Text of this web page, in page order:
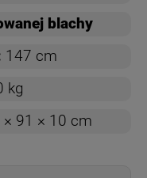
blachy
147 cm
kg
× 91 × 10 cm